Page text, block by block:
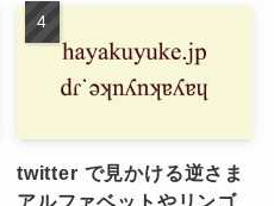
twitter で見かける逆さま
アルファベットやリンゴ